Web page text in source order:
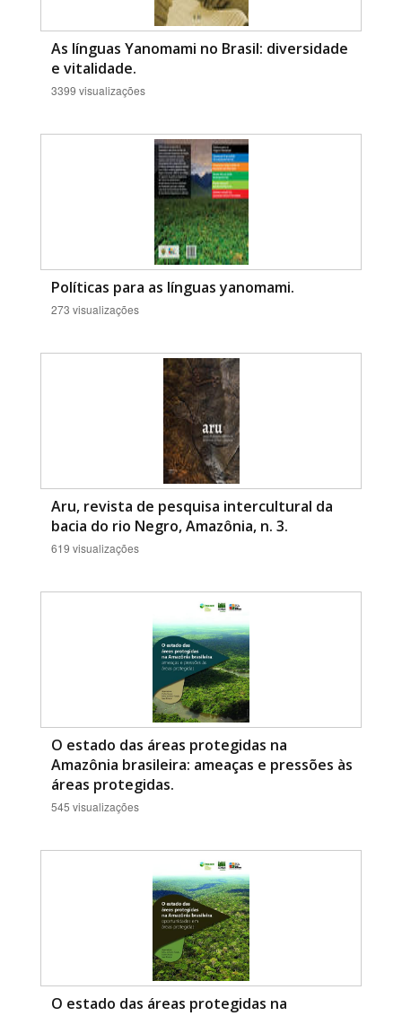
As línguas Yanomami no Brasil: diversidade
e vitalidade.
3399 visualizações
Políticas para as línguas yanomami.
273 visualizações
Aru, revista de pesquisa intercultural da
bacia do rio Negro, Amazônia, n. 3.
619 visualizações
O estado das áreas protegidas na
Amazônia brasileira: ameaças e pressões às
áreas protegidas.
545 visualizações
O estado das áreas protegidas na